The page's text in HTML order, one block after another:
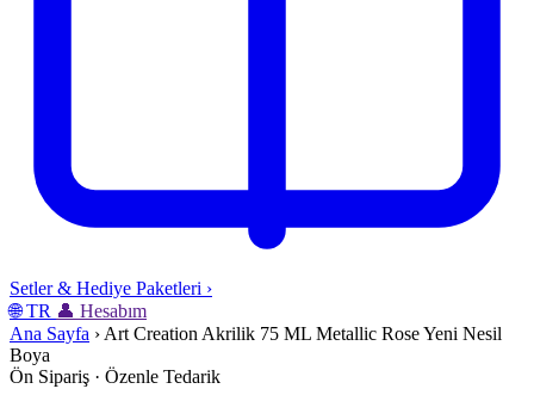
Setler & Hediye Paketleri ›
🌐 TR 👤 Hesabım
Ana Sayfa › Art Creation Akrilik 75 ML Metallic Rose Yeni Nesil
Boya
Ön Sipariş · Özenle Tedarik